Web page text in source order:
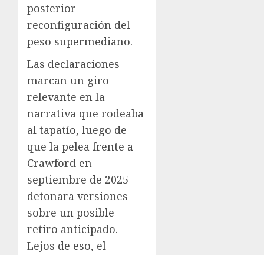
posterior
reconfiguración del
peso supermediano.
Las declaraciones
marcan un giro
relevante en la
narrativa que rodeaba
al tapatío, luego de
que la pelea frente a
Crawford en
septiembre de 2025
detonara versiones
sobre un posible
retiro anticipado.
Lejos de eso, el